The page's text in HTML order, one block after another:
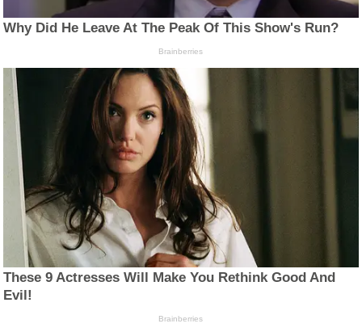
Why Did He Leave At The Peak Of This Show's Run?
Brainberries
These 9 Actresses Will Make You Rethink Good And
Evil!
Brainberries